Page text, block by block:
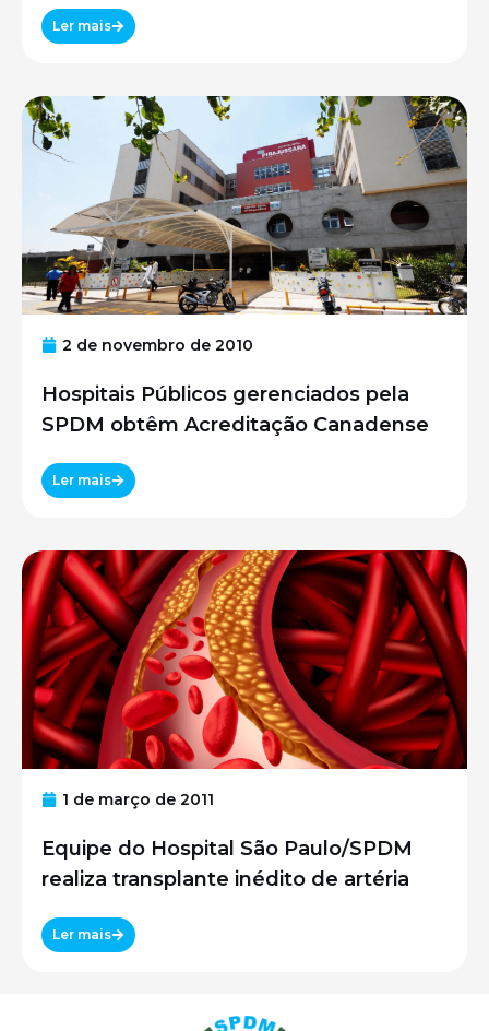
UNIFESP
Ler mais
2 de novembro de 2010
Hospitais Públicos gerenciados pela
SPDM obtêm Acreditação Canadense
Ler mais
1 de março de 2011
Equipe do Hospital São Paulo/SPDM
realiza transplante inédito de artéria
Ler mais